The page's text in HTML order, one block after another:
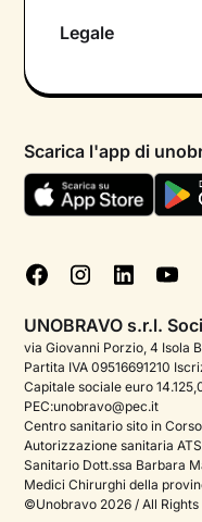
Psicologo in chat
Aiuto urgente
FAQ
Podcast di
Corporate
Psicologo italiano
Sala stampa
Bandi e premi
Legale
Termini e condizioni
Informativa Privacy
Cookie policy
Gestisci cookie
Scarica l'app di
UNOBRAVO s.r.l.
via Giovanni Porzio, 4 Isola
Partita IVA 09516691210
Capitale sociale euro
PEC:unobravo@pec.it
Centro sanitario sito in
Autorizzazione sanitaria
Sanitario Dott.ssa Barbara
Medici Chirurghi della
©Unobravo 2026 / All Rights